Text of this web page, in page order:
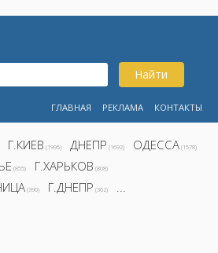
Найти
ГЛАВНАЯ РЕКЛАМА КОНТАКТЫ
Г.КИЕВ (1995) ДНЕПР (1692) ОДЕССА (1578)
(855) Г.ХАРЬКОВ (808)
(390) Г.ДНЕПР (362) ...